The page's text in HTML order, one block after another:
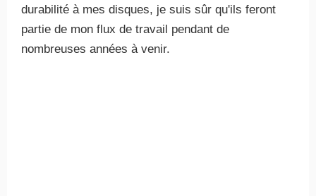
durabilité à mes disques, je suis sûr qu'ils feront
partie de mon flux de travail pendant de
nombreuses années à venir.